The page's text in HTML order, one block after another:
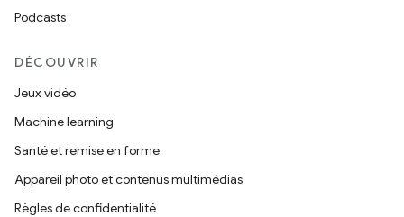
Podcasts
DÉCOUVRIR
Jeux vidéo
Machine learning
Santé et remise en forme
Appareil photo et contenus multimédias
Règles de confidentialité